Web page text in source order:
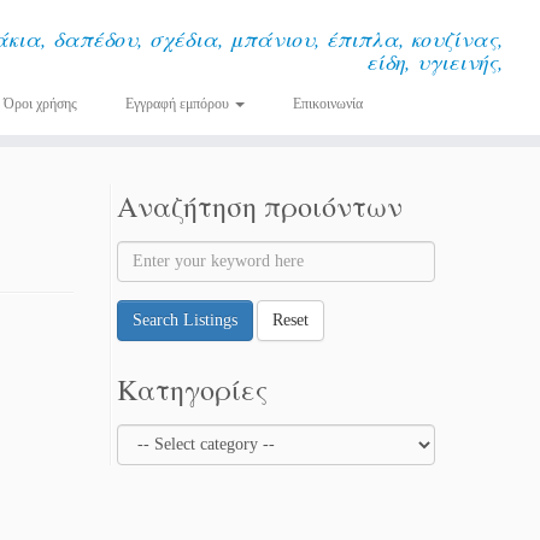
δαπέδου, σχέδια, μπάνιου, έπιπλα, κουζίνας,
είδη, υγιεινής,
Όροι χρήσης Εγγραφή εμπόρου Επικοινωνία
Αναζήτηση προιόντων
Search Listings Reset
Κατηγορίες